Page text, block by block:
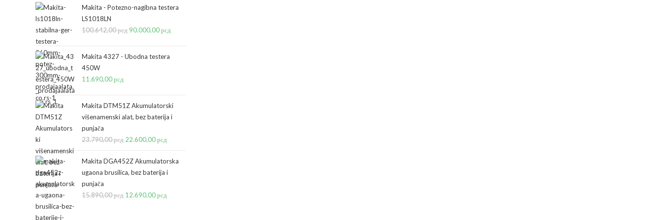
Makita - Potezno-nagibna testera
LS1018LN
100.642,00рсд Originalna
je
90.000,00рсд
Makita 4327 - Ubodna testera
450W
11.690,00рсд
Makita DTM51Z Akumulatorski
višenamenski alat, bez baterija i
punjača
23.790,00рсд Originalna
je
bila:
22.600,00рсд
je:
22.600,00 рсд.
Makita DGA452Z Akumulatorska
ugaona brusilica, bez baterija i
punjača
15.890,00рсд Originalna
12.690,00рсд